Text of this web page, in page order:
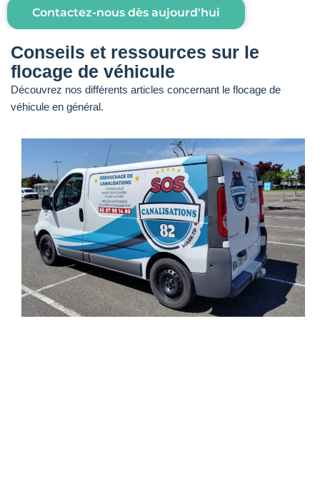
Contactez-nous dès aujourd'hui
Conseils et ressources sur le
flocage de véhicule
Découvrez nos différents articles concernant le flocage de
véhicule en général.